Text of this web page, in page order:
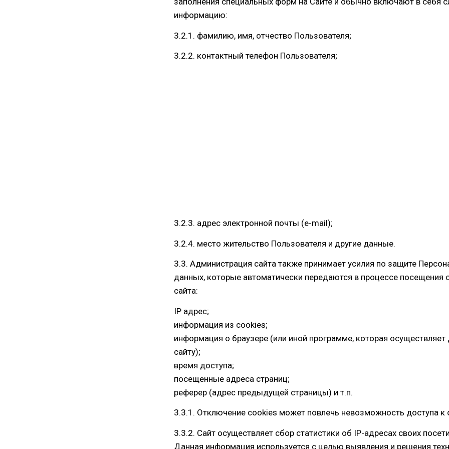
информацию:
3.2.1. фамилию, имя, отчество Пользователя;
3.2.2. контактный телефон Пользователя;
3.2.3. адрес электронной почты (e-mail);
3.2.4. место жительство Пользователя и другие данные.
3.3. Администрация сайта также принимает усилия по защите
данных, которые автоматически передаются в процессе посещения
сайта:
IP адрес;
информация из cookies;
информация о браузере (или иной программе, которая осуществляет
сайту);
время доступа;
посещенные адреса страниц;
реферер (адрес предыдущей страницы) и т.п.
3.3.1. Отключение cookies может повлечь невозможность доступа к
3.3.2. Сайт осуществляет сбор статистики об IP-адресах своих
Данная информация используется с целью выявления и решения